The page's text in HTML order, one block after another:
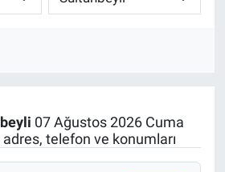
07 Ağustos 2026 Cuma
telefon ve konumları